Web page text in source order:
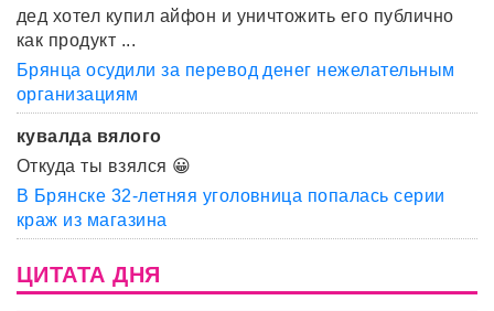
дед хотел купил айфон и уничтожить его публично
как продукт ...
Брянца осудили за перевод денег нежелательным
организациям
кувалда вялого
Откуда ты взялся 😀
В Брянске 32-летняя уголовница попалась серии
краж из магазина
ЦИТАТА ДНЯ